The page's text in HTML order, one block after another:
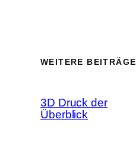
WEITERE BEITRÄGE
3D Druck der
Überblick